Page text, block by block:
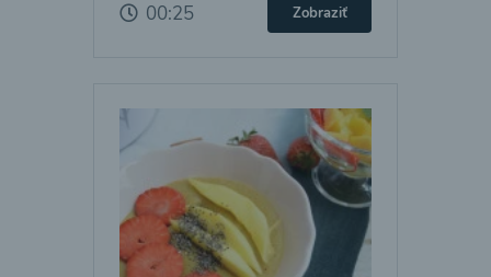
00:25 Zobraziť